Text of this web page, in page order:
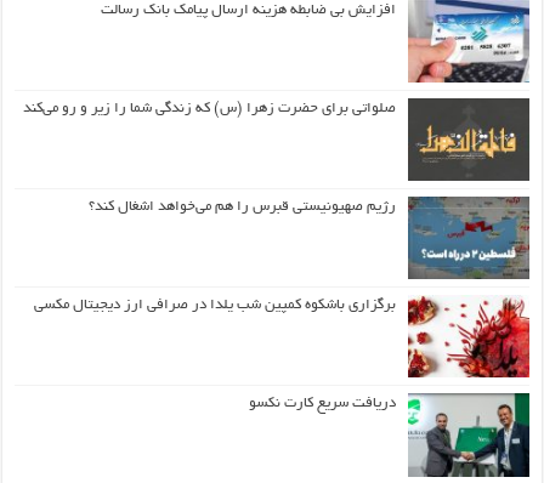
افزایش بی ضابطه هزینه ارسال پیامک بانک رسالت
صلواتی برای حضرت زهرا (س) که زندگی شما را زیر و رو می‌کند
رژیم صهیونیستی قبرس را هم می‌خواهد اشغال کند؟
برگزاری باشکوه کمپین شب یلدا در صرافی ارز دیجیتال مکسی
دریافت سریع کارت نکسو